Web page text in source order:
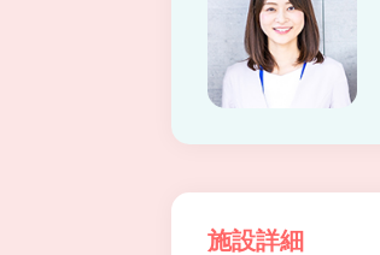
施設詳細